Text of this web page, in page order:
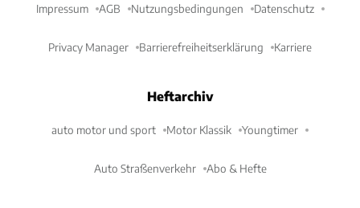
Impressum AGB Nutzungsbedingungen Datenschutz
Privacy Manager Barrierefreiheitserklärung Karriere
Heftarchiv
auto motor und sport Motor Klassik Youngtimer
Auto Straßenverkehr Abo & Hefte